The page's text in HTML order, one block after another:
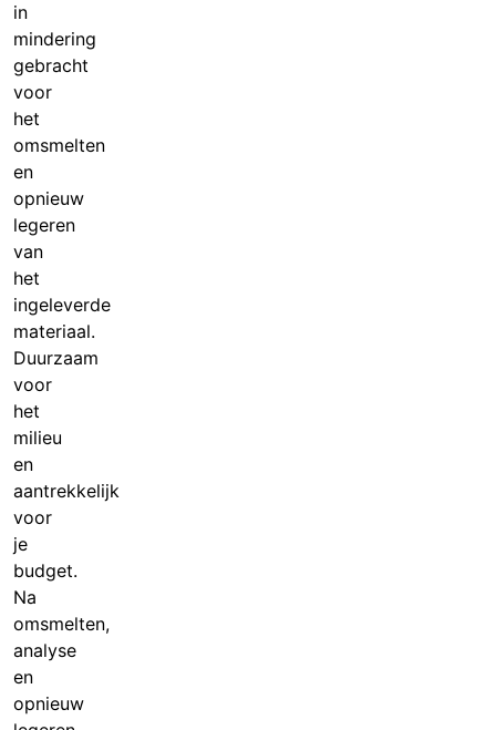
in
mindering
gebracht
voor
het
omsmelten
en
opnieuw
legeren
van
het
ingeleverde
materiaal.
Duurzaam
voor
het
milieu
en
aantrekkelijk
voor
je
budget.
Na
omsmelten,
analyse
en
opnieuw